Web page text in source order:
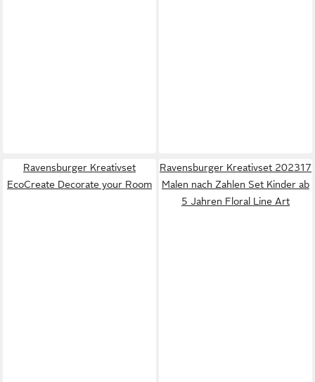
Ravensburger Kreativset
EcoCreate Decorate your Room
Ravensburger Kreativset 202317
Malen nach Zahlen Set Kinder ab
5 Jahren Floral Line Art